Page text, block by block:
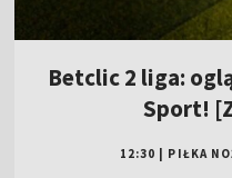
Betclic 2 liga:
Sport!
12:30 | PIŁKA